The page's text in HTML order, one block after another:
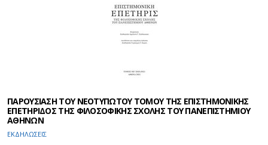
ΠΑΡΟΥΣΙΑΣΗ ΤΟΥ ΝΕΟΤΥΠΩΤΟΥ ΤΟΜΟΥ ΤΗΣ ΕΠΙΣΤΗΜΟΝΙΚΗΣ
ΕΠΕΤΗΡΙΔΟΣ ΤΗΣ ΦΙΛΟΣΟΦΙΚΗΣ ΣΧΟΛΗΣ ΤΟΥ ΠΑΝΕΠΙΣΤΗΜΙΟΥ
ΑΘΗΝΩΝ
ΕΚΔΗΛΩΣΕΙΣ